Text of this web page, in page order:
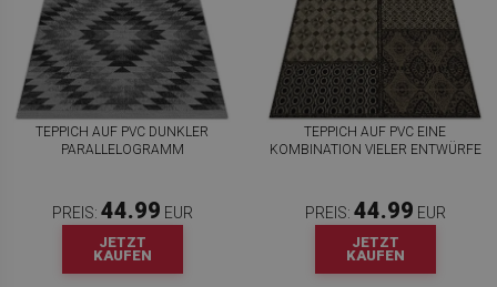
TEPPICH AUF PVC DUNKLER
PARALLELOGRAMM
PREIS: 44.99 EUR
JETZT
KAUFEN
TEPPICH AUF PVC EINE
KOMBINATION VIELER ENTWÜRFE
PREIS: 44.99 EUR
JETZT
KAUFEN